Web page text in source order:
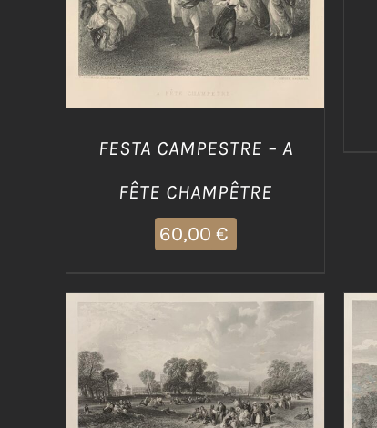
FESTA CAMPESTRE – A
FÊTE CHAMPÊTRE
60,00 €
AGGIUNGI AL CARRELLO
/
DETTAGLI